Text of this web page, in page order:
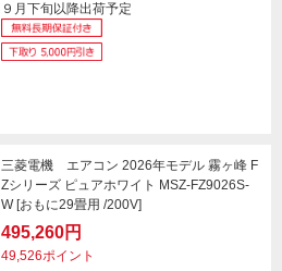
９月下旬以降出荷予定
三菱電機 エアコン 2026年モデル 霧ヶ峰 F
Zシリーズ ピュアホワイト MSZ-FZ9026S-
W [おもに29畳用 /200V]
495,260円
49,526ポイント